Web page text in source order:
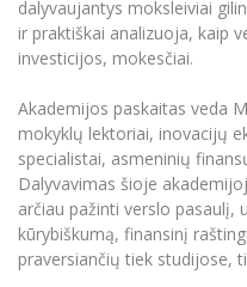
Mokymų
Naujienos
Studentams
Studentams
Darnus
Privatumo
Negalia ir
Pedagogų
Profesinės
Personalo
Privačių
Informacija
Studijų
Darbuotojų
dalyvaujantys moksleiviai
ir praktiškai analizuoja, kaip
investicijos, mokesčiai.
Akademijos paskaitas veda
mokyklų lektoriai, inovacijų
specialistai, asmeninių
Dalyvavimas šioje
arčiau pažinti verslo pasaulį,
kūrybiškumą, finansinį
praversiančių tiek studijose,